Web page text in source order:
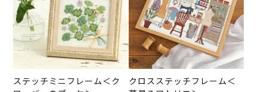
ステッチミニフレーム＜ク
クロスステッチフレーム＜